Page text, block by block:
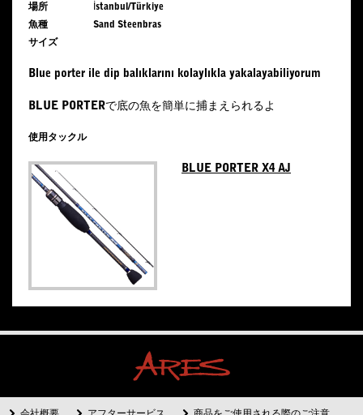
場所
İstanbul/Türkiye
魚種
Sand Steenbras
サイズ
Blue porter ile dip balıklarını kolaylıkla yakalayabiliyorum
BLUE PORTERで底の魚を簡単に捕まえられるよ
使用タックル
BLUE PORTER X4 AJ